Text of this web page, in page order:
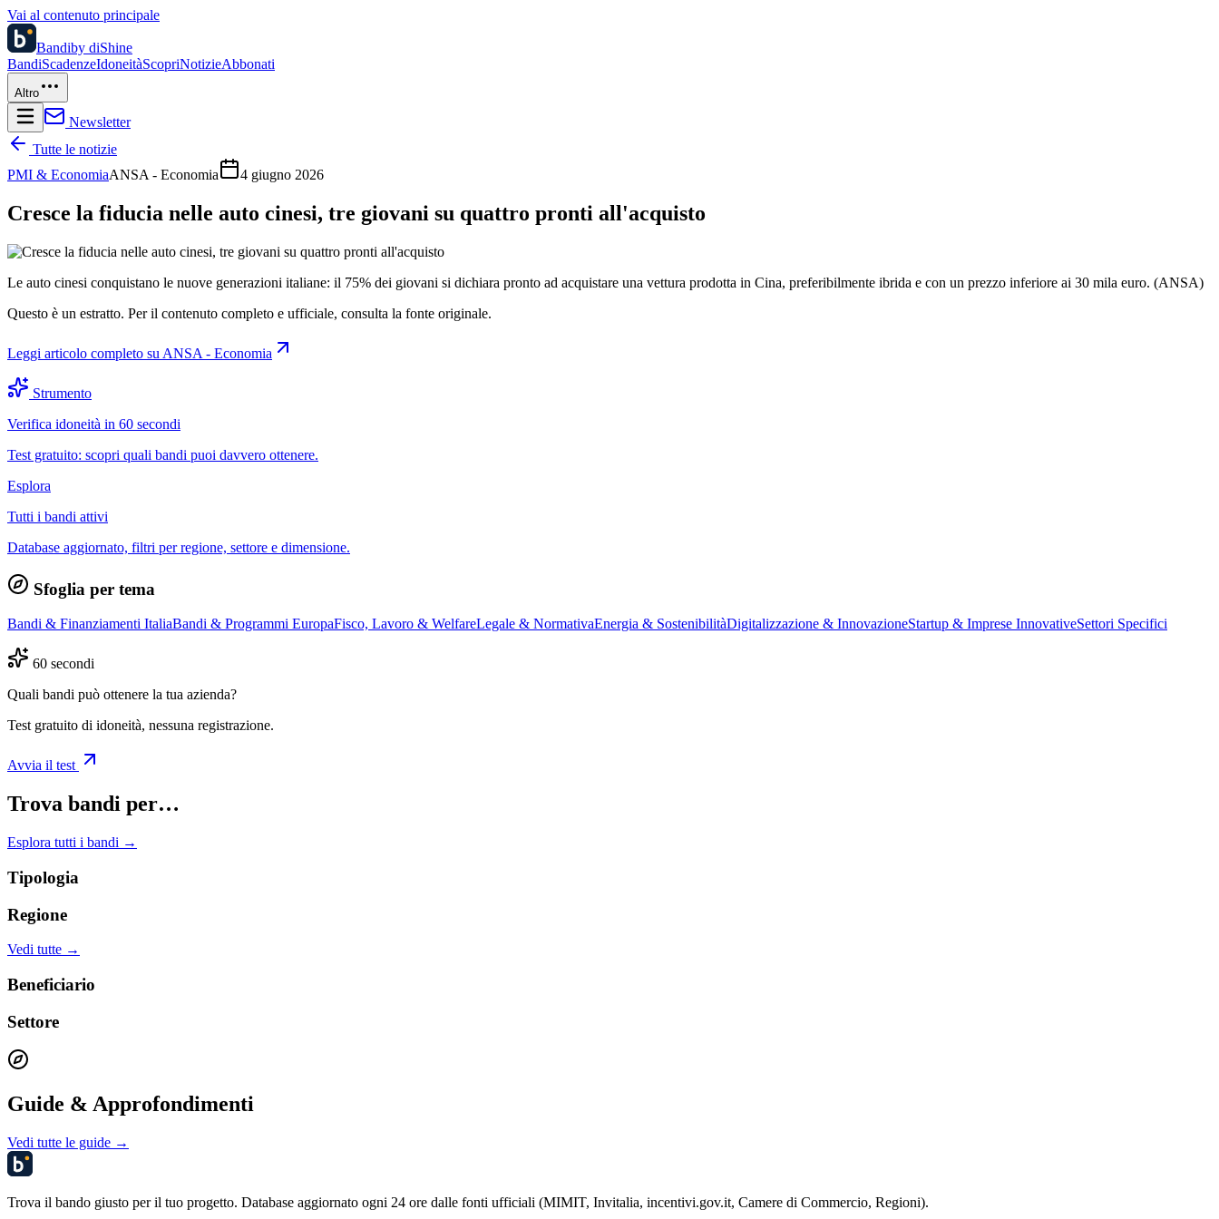
Vai al contenuto principale
Bandiby diShine
BandiScadenzeIdoneitàScopriNotizieAbbonati
Altro
Newsletter
Tutte le notizie
PMI & EconomiaANSA - Economia 4 giugno 2026
Cresce la fiducia nelle auto cinesi, tre giovani su quattro pronti all'acquisto
Le auto cinesi conquistano le nuove generazioni italiane: il 75% dei giovani si dichiara pronto ad acquistare una vettura prodotta in Cina, preferibilmente ibrida e con un prezzo inferiore ai 30 mila euro. (ANSA)
Questo è un estratto. Per il contenuto completo e ufficiale, consulta la fonte originale.
Leggi articolo completo su ANSA - Economia
Strumento
Verifica idoneità in 60 secondi
Test gratuito: scopri quali bandi puoi davvero ottenere.
Esplora
Tutti i bandi attivi
Database aggiornato, filtri per regione, settore e dimensione.
Sfoglia per tema
Bandi & Finanziamenti ItaliaBandi & Programmi EuropaFisco, Lavoro & WelfareLegale & NormativaEnergia & SostenibilitàDigitalizzazione & InnovazioneStartup & Imprese InnovativeSettori Specifici
60 secondi
Quali bandi può ottenere la tua azienda?
Test gratuito di idoneità, nessuna registrazione.
Avvia il test
Trova bandi per…
Esplora tutti i bandi →
Tipologia
Regione
Vedi tutte →
Beneficiario
Settore
Guide & Approfondimenti
Vedi tutte le guide →
Trova il bando giusto per il tuo progetto. Database aggiornato ogni 24 ore dalle fonti ufficiali (MIMIT, Invitalia, incentivi.gov.it, Camere di Commercio, Regioni).